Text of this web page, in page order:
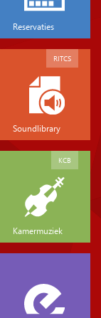
Reservaties
Soundlibrary
RITCS
Kamermuziek
KCB